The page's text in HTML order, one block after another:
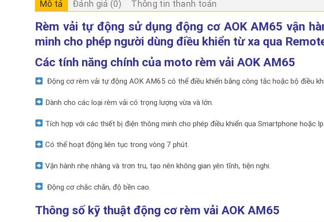
Mô tả Đánh giá (0) Thông tin thanh toán
Rèm vải tự động sử dụng động cơ AOK AM65 vận
minh cho phép người dùng điều khiển từ xa qua
Các tính năng chính của moto rèm vải AOK AM65
Động cơ rèm vải tự động AOK AM65 có thể điều khiển bằng công tắc hoặc bộ điều
Dành cho các loại rèm vải có trọng lượng vừa và lớn.
Tích hợp với các thiết bị điện thông minh cho phép điều khiển qua Smartphone hoặc
Có thể hoạt động liên tục trong vòng 7 phút.
Vận hành nhẹ nhàng và trơn tru, tạo nên không gian yên tĩnh, tiện nghi.
Động cơ chắc chắn, độ bền cao.
Thông số kỹ thuật động cơ rèm vải AOK AM65